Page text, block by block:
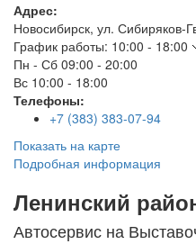
Адрес:
Новосибирск, ул. Сибиряков-
График работы: 10:00 - 18:00
Пн - Сб 09:00 - 20:00
Вс 10:00 - 18:00
Телефоны:
+7 (383) 383-07-94
Показать на карте
Подробная информация
Ленинский
Автосервис на